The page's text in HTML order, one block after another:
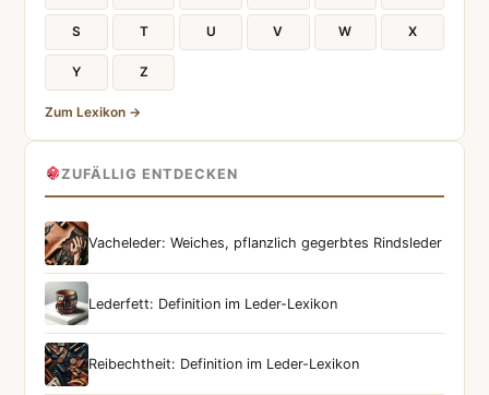
S T U V W X
Y Z
Zum Lexikon →
ZUFÄLLIG ENTDECKEN
Vacheleder: Weiches, pflanzlich gegerbtes Rindsleder
Lederfett: Definition im Leder-Lexikon
Reibechtheit: Definition im Leder-Lexikon